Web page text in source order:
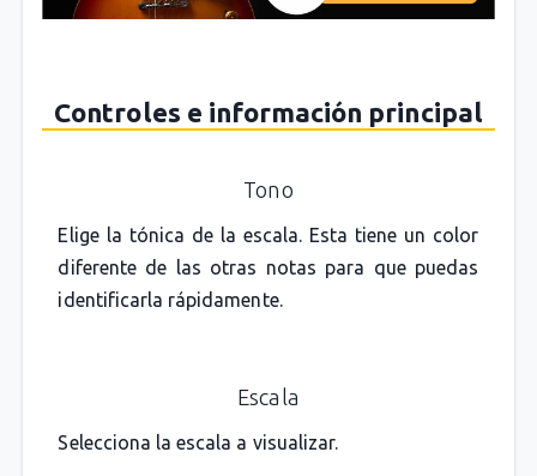
Controles e información principal
Tono
Elige la tónica de la escala. Esta tiene un color
diferente de las otras notas para que puedas
identificarla rápidamente.
Escala
Selecciona la escala a visualizar.